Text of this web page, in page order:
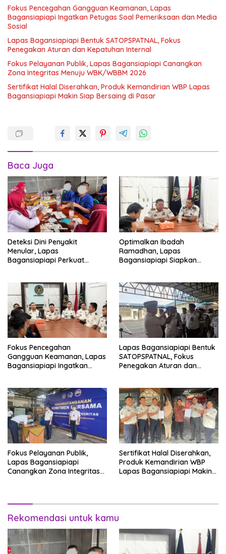
Fokus Pencegahan Gangguan Keamanan, Lapas
Bagansiapiapi Ingatkan Petugas Soal Pemeriksaan dan Media
Sosial
Lapas Bagansiapiapi Bentuk SATOPSPATNAL, Fokus
Penegakan Aturan dan Kepatuhan Internal
Fokus Pelayanan Publik, Lapas Bagansiapiapi Canangkan
Zona Integritas Menuju WBK/WBBM 2026
Sertifikat Halal Diserahkan, Produk Kemandirian WBP Lapas
Bagansiapiapi Makin Siap Bersaing di Pasar
Baca Juga
Deteksi Dini Penyakit
Menular, Lapas
Bagansiapiapi Perkuat
Optimalkan Ibadah
Ramadhan, Lapas
Bagansiapiapi Siapkan
Fokus Pencegahan
Gangguan Keamanan, Lapas
Bagansiapiapi Ingatkan
Lapas Bagansiapiapi Bentuk
SATOPSPATNAL, Fokus
Penegakan Aturan dan
Fokus Pelayanan Publik,
Lapas Bagansiapiapi
Canangkan Zona Integritas
Sertifikat Halal Diserahkan,
Produk Kemandirian WBP
Lapas Bagansiapiapi Makin
Rekomendasi untuk kamu